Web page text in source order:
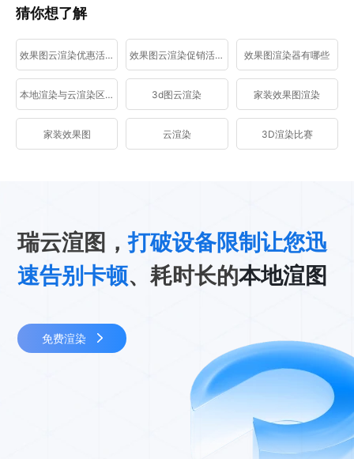
猜你想了解
效果图云渲染优惠活动 效果图云渲染促销活动 效果图渲染器有哪些
本地渲染与云渲染区别 3d图云渲染 家装效果图渲染
家装效果图 云渲染 3D渲染比赛
瑞云渲图，打破设备限制让您迅
速告别卡顿、耗时长的本地渲图
免费渲染